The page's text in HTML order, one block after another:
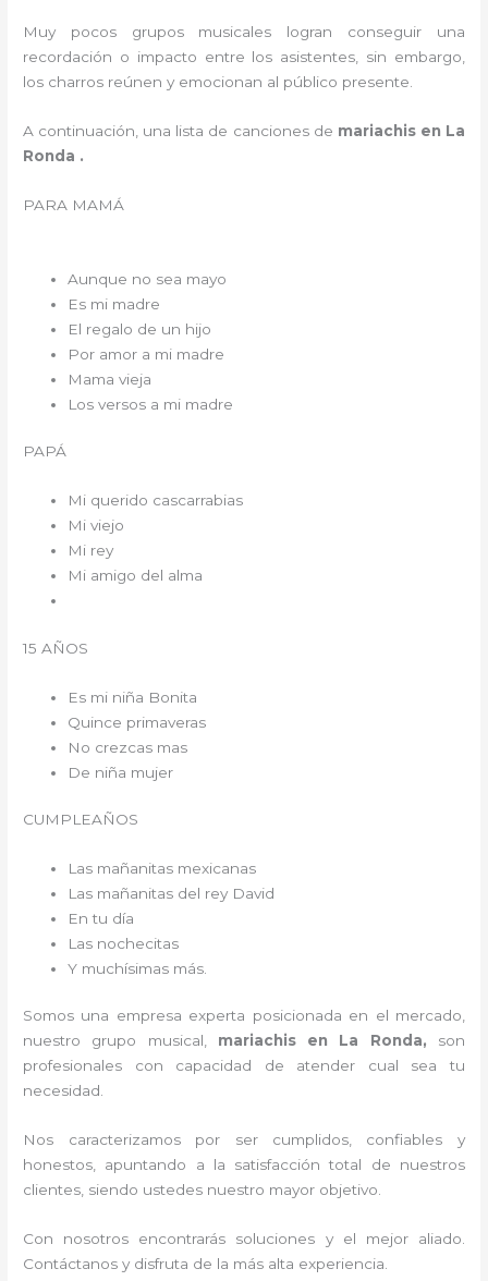
Muy pocos grupos musicales logran conseguir una
recordación o impacto entre los asistentes, sin embargo,
los charros reúnen y emocionan al público presente.
A continuación, una lista de canciones de mariachis en La
Ronda .
PARA MAMÁ
Aunque no sea mayo
Es mi madre
El regalo de un hijo
Por amor a mi madre
Mama vieja
Los versos a mi madre
PAPÁ
Mi querido cascarrabias
Mi viejo
Mi rey
Mi amigo del alma
15 AÑOS
Es mi niña Bonita
Quince primaveras
No crezcas mas
De niña mujer
CUMPLEAÑOS
Las mañanitas mexicanas
Las mañanitas del rey David
En tu día
Las nochecitas
Y muchísimas más.
Somos una empresa experta posicionada en el mercado,
nuestro grupo musical, mariachis en La Ronda, son
profesionales con capacidad de atender cual sea tu
necesidad.
Nos caracterizamos por ser cumplidos, confiables y
honestos, apuntando a la satisfacción total de nuestros
clientes, siendo ustedes nuestro mayor objetivo.
Con nosotros encontrarás soluciones y el mejor aliado.
Contáctanos y disfruta de la más alta experiencia.